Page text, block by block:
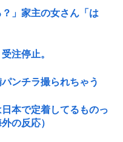
」家主の女さん「は
注停止。
ンチラ撮られちゃう
本で定着してるものっ
の反応）